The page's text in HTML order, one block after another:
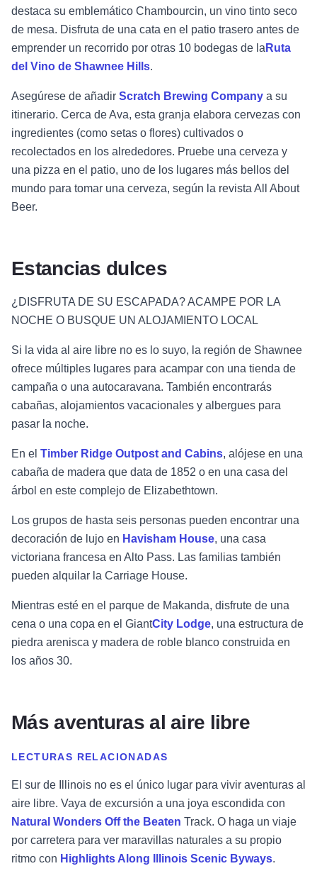
destaca su emblemático Chambourcin, un vino tinto seco
de mesa. Disfruta de una cata en el patio trasero antes de
emprender un recorrido por otras 10 bodegas de la Ruta
del Vino de Shawnee Hills.
Asegúrese de añadir Scratch Brewing Company a su
itinerario. Cerca de Ava, esta granja elabora cervezas con
ingredientes (como setas o flores) cultivados o
recolectados en los alrededores. Pruebe una cerveza y
una pizza en el patio, uno de los lugares más bellos del
mundo para tomar una cerveza, según la revista All About
Beer.
Estancias dulces
¿DISFRUTA DE SU ESCAPADA? ACAMPE POR LA
NOCHE O BUSQUE UN ALOJAMIENTO LOCAL
Si la vida al aire libre no es lo suyo, la región de Shawnee
ofrece múltiples lugares para acampar con una tienda de
campaña o una autocaravana. También encontrarás
cabañas, alojamientos vacacionales y albergues para
pasar la noche.
En el Timber Ridge Outpost and Cabins, alójese en una
cabaña de madera que data de 1852 o en una casa del
árbol en este complejo de Elizabethtown.
Los grupos de hasta seis personas pueden encontrar una
decoración de lujo en Havisham House, una casa
victoriana francesa en Alto Pass. Las familias también
pueden alquilar la Carriage House.
Mientras esté en el parque de Makanda, disfrute de una
cena o una copa en el GiantCity Lodge, una estructura de
piedra arenisca y madera de roble blanco construida en
los años 30.
Más aventuras al aire libre
LECTURAS RELACIONADAS
El sur de Illinois no es el único lugar para vivir aventuras al
aire libre. Vaya de excursión a una joya escondida con
Natural Wonders Off the Beaten Track. O haga un viaje
por carretera para ver maravillas naturales a su propio
ritmo con Highlights Along Illinois Scenic Byways.